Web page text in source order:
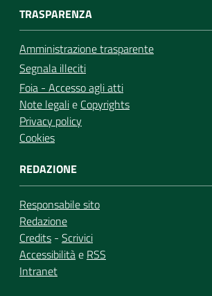
TRASPARENZA
Amministrazione trasparente
Segnala illeciti
Foia - Accesso agli atti
Note legalie Copyrights
Privacy policy
Cookies
REDAZIONE
Responsabile sito
Redazione
Credits - Scrivici
Accessibilitàe RSS
Intranet